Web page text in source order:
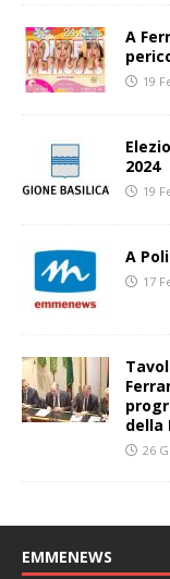
A
19
2024
19
A
17
della
26
EMMENEWS